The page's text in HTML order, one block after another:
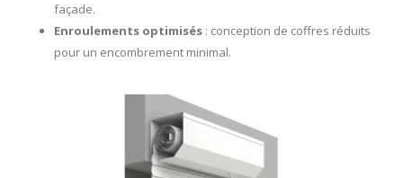
façade.
Enroulements optimisés : conception de coffres réduits
pour un encombrement minimal.